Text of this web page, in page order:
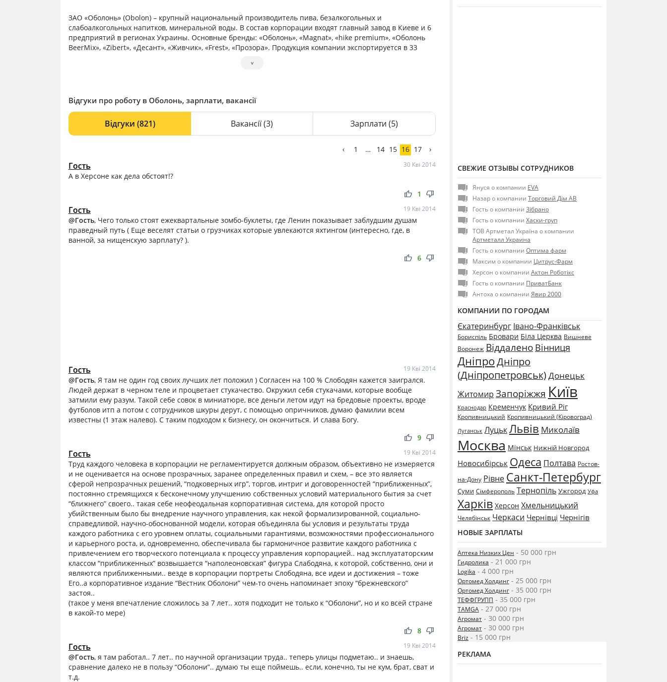
ЗАО «Оболонь» (Obolon) – крупный национальный производитель пива, безалкогольных и
слабоалкогольных напитков, минеральной воды. В состав корпорации входят главный завод в Киеве и 6
предприятий в регионах Украины. Основные бренды: «Оболонь», «Magnat», «hike premium», «Оболонь
BeerMix», «Zibert», «Десант», «Живчик», «Frest», «Прозора». Продукция компании экспортируется в 33
˅
Відгуки про роботу в Оболонь, зарплати, вакансії
Відгуки (821) Вакансії(3) Зарплати (5)
‹ 1 … 14 15 16 17 ›
Гость 30 Кві 2014
А в Херсоне как дела обстоят!?
thumb_up thumb_down
1
Гость 19 Кві 2014
@Гость, Чего только стоят ежеквартальные зомбо-буклеты, где Ленин показывает заблудшим душам
праведный путь ( Еще веселят статьи о грузчиках которые увлекаются яхтингом (интересно, где, в
ванной, за нищенскую зарплату? ).
thumb_up thumb_down
6
Гость 19 Кві 2014
@Гость, Я там не один год своих лучших лет положил ) Согласен на 100 % Слободян кажется заигрался.
Людей держат в черном теле и процветает стукачество. Окружил себя стукачами, которые вообще
затмили ему разум. Такой себе совок в миниатюре, все деньги летом идут на бредовые проекты, вроде
футболов итп а потом с сотрудников шкуры дерут, с помощью опричников, думаю фамилии всем
известны (1 этаж налево). С таким подходом к бизнесу, он окончиться. И слава Богу.
thumb_up thumb_down
9
Гость 19 Кві 2014
Труд каждого человека в корпорации не регламентируется должным образом, объективно не измеряется
и не оценивается на основе прозрачных, заранее определенных правил и схем, – все это является
сферой непрозрачных решений, “подковерных игр”, торгов, интриг и договоренностей “приближенных”,
постоянно стремящихся к бесконечному улучшению собственных условий материального бытия за счет
“ближнего” своего.. такая себе неофеодальная корпоративная система, для которой просто
убийственным было бы внедрение научного управления, как некой формализированной, социально-
справедливой, научно-обоснованной модели, которая объединяла бы условия и результаты труда
каждого работника с его уровнем оплаты, социальными гарантиями, возможностями профессионального
и карьерного роста, и, одновременно, обеспечивала бы гармоничное развитие каждого работника с
привлечением его творческого потенциала к процессу управления корпорацией.. над эксплуататорским
классом “приближенных” возвышается “наполеоновская” фигура Слабодяна, к которой, собственно, они и
являются приближенными.. везде в корпорации портреты Слободяна, все идеи и достижения – тоже
Его..а корпоративное издание “Вестник Оболони” чем-то очень напоминает эпоху “брежневского”
застоя..
(такое у меня впечатление сложилось за 7 лет.. хотя подходит не только к “Оболони”, но и ко всей стране
в какой-то мере)
thumb_up thumb_down
8
Гость 19 Кві 2014
@Гость, я там работал.. 7 лет.. по научной организации труда.. теперь улицы подметаю.. и знаешь,
сравнение далеко не в пользу “Оболони”.. думаю ты еще поймешь.. если, конечно, ты не кум, брат, сват и
т.д.
СВЕЖИЕ ОТЗЫВЫ СОТРУДНИКОВ
Януся о компании EVA
Назар о компании Торговий Дім АВ
Гость о компании Зібрано
Гость о компании Хаски-груп
ТОВ Артметал Україна о компании
Артметалл Украина
Гость о компании Оптима фарм
Максим о компании Цитрус-Фарм
Херсон о компании Актон Роботікс
Гость о компании ПриватБанк
Антоха о компании Явир 2000
КОМПАНИИ ПО ГОРОДАМ
Єкатеринбург Івано-Франківськ
Бориспіль Бровари Біла Церква Вишневе
Воронеж Віддалено Вінниця
ДніпроДніпро
(Дніпропетровськ) Донецьк
Житомир Запоріжжя Київ
Краснодар Кременчук Кривий Ріг
Кропивницький Кропивницький (Кіровоград)
Луганськ ЛуцькЛьвів Миколаїв
Москва Мінськ Нижній Новгород
Новосибірськ Одеса Полтава Ростов-
на-Дону Рівне Санкт-Петербург
Суми Сімферополь Тернопіль Ужгород Уфа
Харків Херсон Хмельницький
Челябінськ Черкаси Чернівці Чернігів
НОВЫЕ ЗАРПЛАТЫ
Аптека Низких Цен - 50 000 грн
Гидролика - 21 000 грн
Logika - 4 000 грн
Ортомед Холдинг - 25 000 грн
Ортомед Холдинг - 35 000 грн
ТЕФФГРУПП - 35 000 грн
TAMGA - 27 000 грн
Агромат - 30 000 грн
Агромат - 30 000 грн
Briz - 15 000 грн
РЕКЛАМА